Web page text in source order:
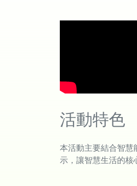
活動特色
本活動主要結合智慧
示，讓智慧生活的核